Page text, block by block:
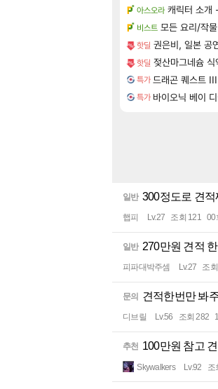
아스오라 캐릭터 소개
비스트 모든 요리/작
핫딜 권은비, 일본 공
핫딜 젖산마그네슘
특가 드래곤 퀘스트
특가 바이오닉 베이
일반 300정도로 견
햅피 Lv.27 조회 121
일반 270만원 견적
피파대박주셈 Lv.27 조
문의 견적한번만 봐
디브릴 Lv.56 조회 282
추천 100만원 참고
Skywalkers Lv.92 조